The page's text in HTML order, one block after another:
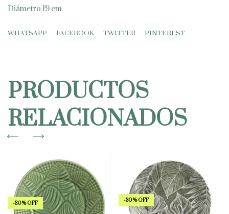
Diámetro 19 cm
WHATSAPP FACEBOOK TWITTER PINTEREST
PRODUCTOS
RELACIONADOS
-30%OFF -30%OFF